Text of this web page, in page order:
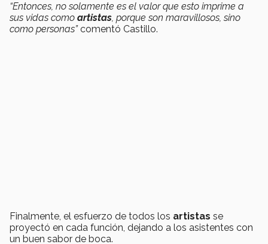
“Entonces, no solamente es el valor que esto imprime a
sus vidas como artistas, porque son maravillosos, sino
como personas”comentó Castillo.
Finalmente, el esfuerzo de todos los artistas se
proyectó en cada función, dejando a los asistentes con
un buen sabor de boca.